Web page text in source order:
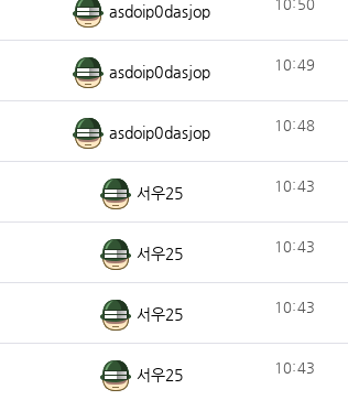
asdoip0dasjop 10:50
asdoip0dasjop 10:49
asdoip0dasjop 10:48
서우25 10:43
서우25 10:43
서우25 10:43
서우25 10:43